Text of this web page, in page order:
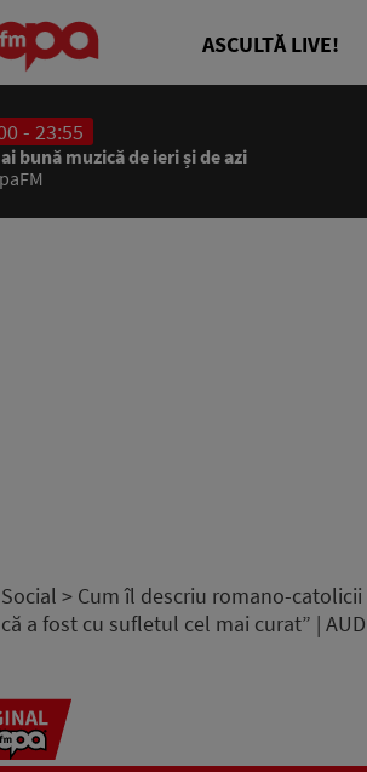
ASCULTĂ LIVE!
- 23:55
bună muzică de ieri și de azi
Social > Cum îl descriu romano-
a fost cu sufletul cel mai curat” |